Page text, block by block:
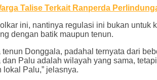
Talise Terkait Ranperda
ini, nantinya regulasi ini bukan
dengan batik maupun tenun.
tenun Donggala, padahal ternyata dari
Palu adalah wilayah yang sama,
Palu,” jelasnya.